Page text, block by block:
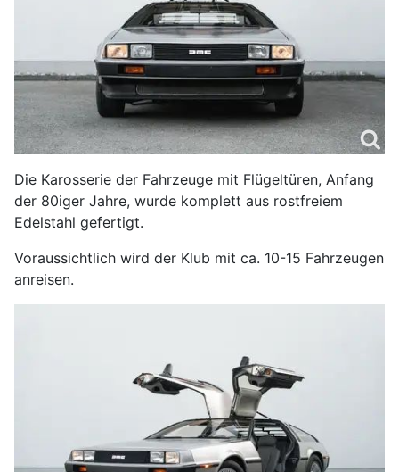
Die Karosserie der Fahrzeuge mit Flügeltüren, Anfang
der 80iger Jahre, wurde komplett aus rostfreiem
Edelstahl gefertigt.
Voraussichtlich wird der Klub mit ca. 10-15 Fahrzeugen
anreisen.